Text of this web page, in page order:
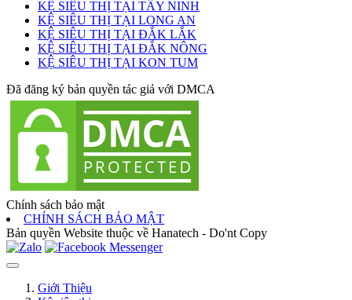
KỆ SIÊU THỊ TẠI TÂY NINH
KỆ SIÊU THỊ TẠI LONG AN
KỆ SIÊU THỊ TẠI ĐẮK LẮK
KỆ SIÊU THỊ TẠI ĐẮK NÔNG
KỆ SIÊU THỊ TẠI KON TUM
Đã đăng ký bản quyền tác giả với DMCA
Chính sách bảo mật
CHÍNH SÁCH BẢO MẬT
Bản quyền Website thuộc về Hanatech - Do'nt Copy
Giới Thiệu